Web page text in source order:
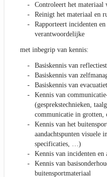
Controleert het materiaal
Reinigt het materiaal en
Rapporteert incidenten en
verantwoordelijke
met inbegrip van kennis:
Basiskennis van
Basiskennis van
Basiskennis van
Kennis van
(gesprekstechnieken,
communicatie in
Kennis van het
aandachtspunten visuele
specificaties, …)
Kennis van incidenten en
Kennis van
buitensportmateriaal